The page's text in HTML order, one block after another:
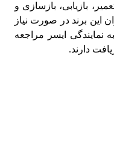
بازیابی، بازسازی و
این برند در صورت نیاز
نمایندگی ایسر مراجعه
دارند.